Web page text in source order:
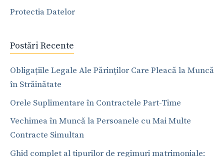
Protectia Datelor
Postări Recente
Obligațiile Legale Ale Părinților Care Pleacă la Muncă
în Străinătate
Orele Suplimentare în Contractele Part-Time
Vechimea în Muncă la Persoanele cu Mai Multe
Contracte Simultan
Ghid complet al tipurilor de regimuri matrimoniale: